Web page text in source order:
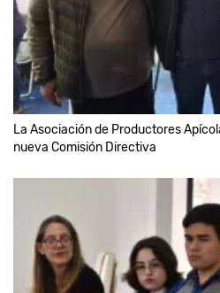
La Asociación de Productores
nueva Comisión Directiva